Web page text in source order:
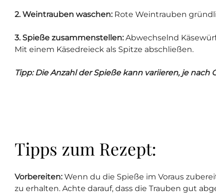
2. Weintrauben waschen: Rote Weintrauben
3. Spieße zusammenstellen:Abwechselnd
Mit einem Käsedreieck als Spitze abschließen.
Tipp: Die Anzahl der Spieße kann variieren, je nach
Tipps zum Rezept:
Vorbereiten:Wenn du die Spieße im Voraus
zu erhalten. Achte darauf, dass die Trauben gut